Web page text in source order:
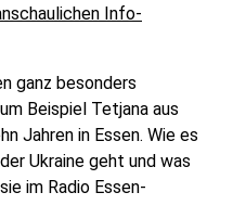
Info-
ganz besonders
Beispiel Tetjana aus
Jahren in Essen. Wie es
Ukraine geht und was
im Radio Essen-